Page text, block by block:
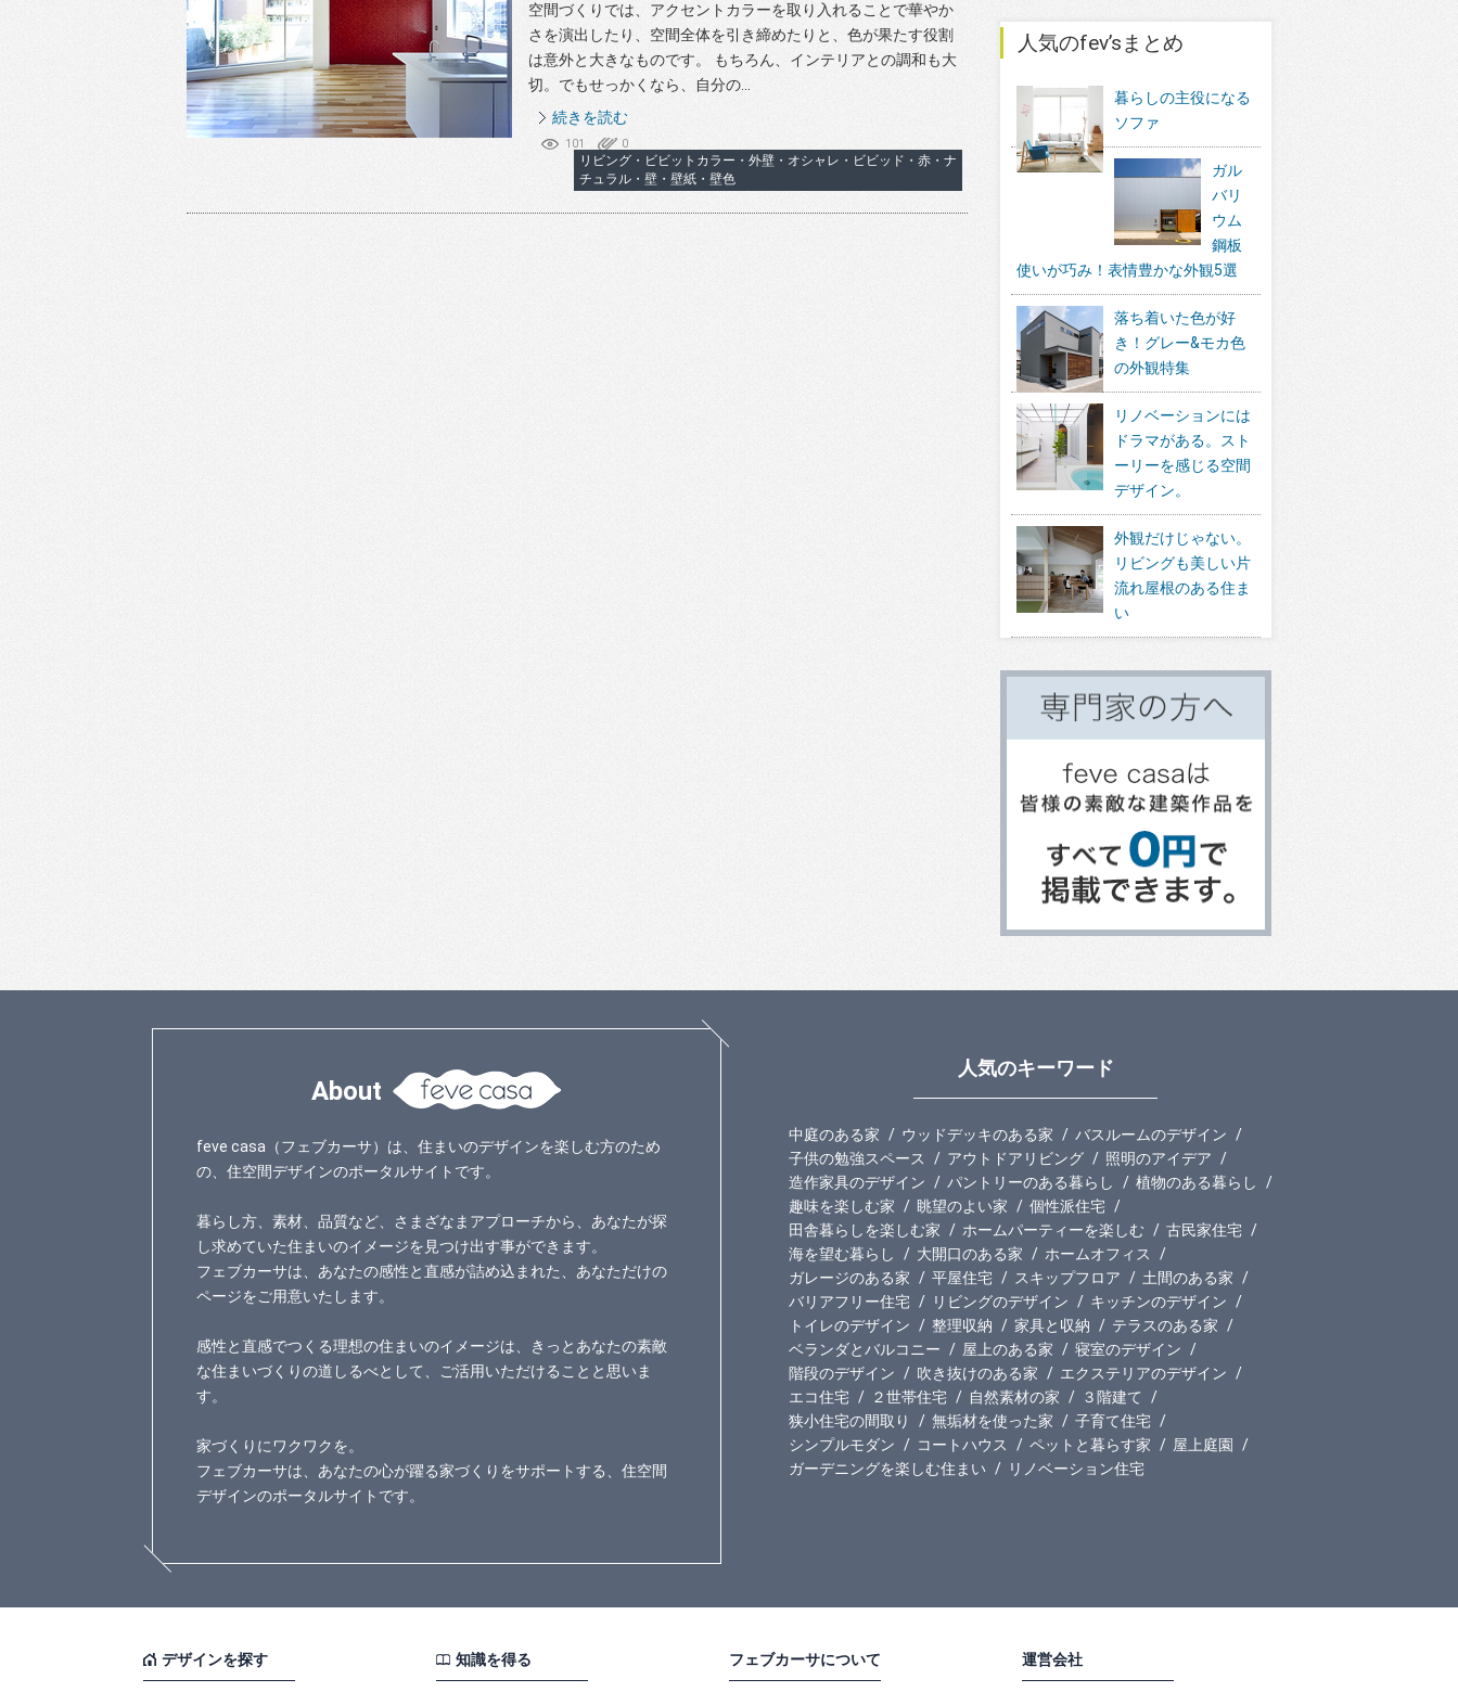
空間づくりでは、アクセントカラーを取り入れることで華やか
さを演出したり、空間全体を引き締めたりと、色が果たす役割
は意外と大きなものです。 もちろん、インテリアとの調和も大
切。でもせっかくなら、自分の...
続きを読む
101 0
リビング・ビビットカラー・外壁・オシャレ・ビビッド・赤・ナ
チュラル・壁・壁紙・壁色
人気のfev’sまとめ
暮らしの主役になる
ソファ
ガル
バリ
ウム
鋼板
使いが巧み！表情豊かな外観5選
落ち着いた色が好
き！グレー&モカ色
の外観特集
リノベーションには
ドラマがある。スト
ーリーを感じる空間
デザイン。
外観だけじゃない。
リビングも美しい片
流れ屋根のある住ま
い
About
feve casa（フェブカーサ）は、住まいのデザインを楽しむ方のため
の、住空間デザインのポータルサイトです。
暮らし方、素材、品質など、さまざなまアプローチから、あなたが探
し求めていた住まいのイメージを見つけ出す事ができます。
フェブカーサは、あなたの感性と直感が詰め込まれた、あなただけの
ページをご用意いたします。
感性と直感でつくる理想の住まいのイメージは、きっとあなたの素敵
な住まいづくりの道しるべとして、ご活用いただけることと思いま
す。
家づくりにワクワクを。
フェブカーサは、あなたの心が躍る家づくりをサポートする、住空間
デザインのポータルサイトです。
人気のキーワード
中庭のある家 ウッドデッキのある家
バスルームのデザイン
子供の勉強スペース
アウトドアリビング
照明のアイデア
造作家具のデザイン
パントリーのある暮らし
植物のある暮らし
趣味を楽しむ家
眺望のよい家
個性派住宅
田舎暮らしを楽しむ家
ホームパーティーを楽しむ
古民家住宅
海を望む暮らし
大開口のある家
ホームオフィス
ガレージのある家
平屋住宅 スキップフロア
土間のある家
バリアフリー住宅
リビングのデザイン
キッチンのデザイン
トイレのデザイン
整理収納 家具と収納
テラスのある家
ベランダとバルコニー
屋上のある家
寝室のデザイン
階段のデザイン
吹き抜けのある家
エクステリアのデザイン
エコ住宅
２世帯住宅 自然素材の家
３階建て
狭小住宅の間取り
無垢材を使った家
子育て住宅
シンプルモダン
コートハウス ペットと暮らす家
屋上庭園
ガーデニングを楽しむ住まい
リノベーション住宅
デザインを探す 知識を得る フェブカーサについて 運営会社